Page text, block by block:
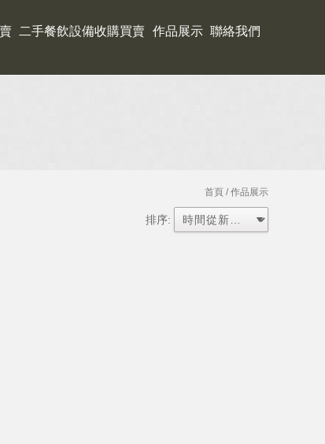
二手餐飲設備收購買賣 作品展示 聯絡我們
首頁 / 作品展示
排序: